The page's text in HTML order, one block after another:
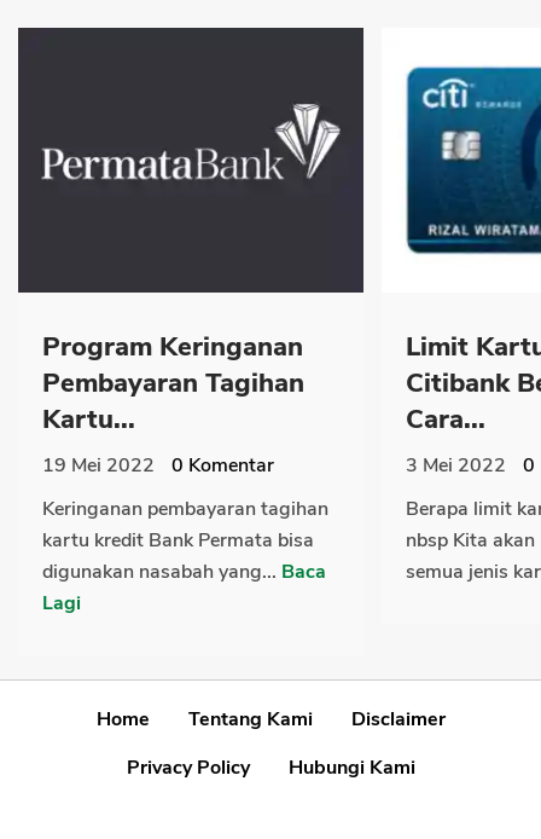
Program Keringanan
Pembayaran Tagihan
Kartu...
19 Mei 2022 0 Komentar
Keringanan pembayaran tagihan
kartu kredit Bank Permata bisa
digunakan nasabah yang... Baca
Lagi
Limit
Citibank
Cara...
3 Mei 2022 0
Berapa limit
nbsp Kita
semua jenis
Home Tentang Kami
Disclaimer
Privacy Policy
Hubungi Kami